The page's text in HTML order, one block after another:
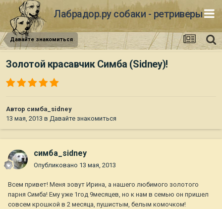
Лабрадор.ру собаки - ретриверы
Давайте знакомиться
Золотой красавчик Симба (Sidney)!
Автор симба_sidney
13 мая, 2013 в Давайте знакомиться
симба_sidney
Опубликовано 13 мая, 2013
Всем привет! Меня зовут Ирина, а нашего любимого золотого
парня Симба! Ему уже 1год 9месяцев, но к нам в семью он пришел
совсем крошкой в 2 месяца, пушистым, белым комочком!